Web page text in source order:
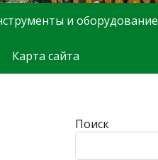
и оборудование
Карта сайта
Поиск